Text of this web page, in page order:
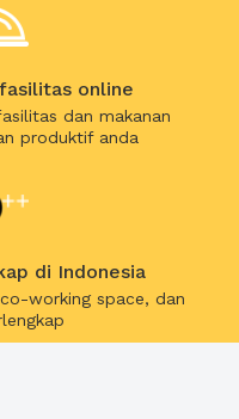
online
dan makanan
produktif anda
di Indonesia
working space, dan